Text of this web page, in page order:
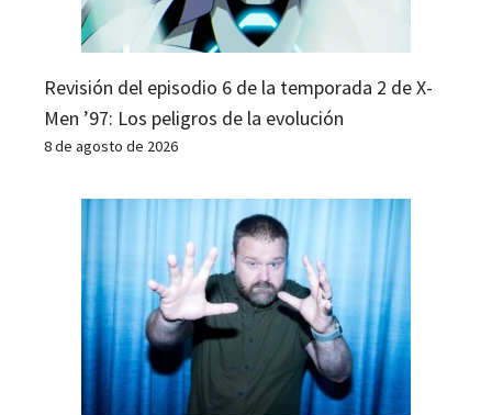
Revisión del episodio 6 de la temporada 2 de X-
Men ’97: Los peligros de la evolución
8 de agosto de 2026